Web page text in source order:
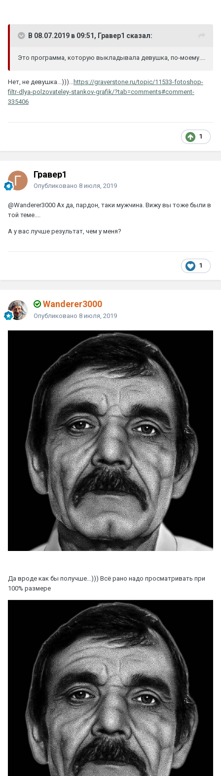
В 08.07.2019 в 09:51, Гравер1 сказал:
Это программа, которую выкладывала девушка, по-моему....
Нет, не девушка...)))...https://graverstone.ru/topic/11533-fotoshop-
filtr-dlya-polzovateley-stankov-grafik/?tab=comments#comment-
335406
1
Гравер1
Опубликовано 8 июля, 2019
@Wanderer3000 Ах да, пардон, таки мужчина. Вижу вы тоже были в
той теме....
А у вас лучше результат, чем у меня?
1
Wanderer3000
Опубликовано 8 июля, 2019
Да вроде как бы получше...))) Всё рано надо просматривать при
100% размере